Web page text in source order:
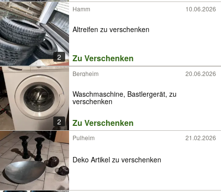
2
Hamm 10.06.2026
Altreifen zu verschenken
Zu Verschenken
2
Bergheim 20.06.2026
Waschmaschine, Bastlergerät, zu
verschenken
Zu Verschenken
Pulheim 21.02.2026
Deko Artikel zu verschenken